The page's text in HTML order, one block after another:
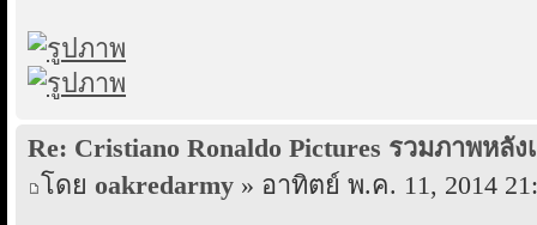
Re: Cristiano Ronaldo Pictures รวมภาพหลั
โดย oakredarmy » อาทิตย์ พ.ค. 11, 2014